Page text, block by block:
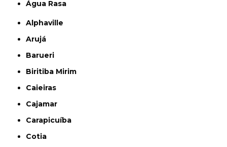
Água Rasa
Alphaville
Arujá
Barueri
Biritiba Mirim
Caieiras
Cajamar
Carapicuíba
Cotia